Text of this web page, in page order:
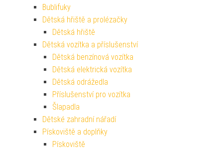
Bublifuky
Dětská hřiště a prolézačky
Dětská hřiště
Dětská vozítka a příslušenství
Dětská benzínová vozítka
Dětská elektrická vozítka
Dětská odrážedla
Příslušenství pro vozítka
Šlapadla
Dětské zahradní nářadí
Pískoviště a doplňky
Pískoviště